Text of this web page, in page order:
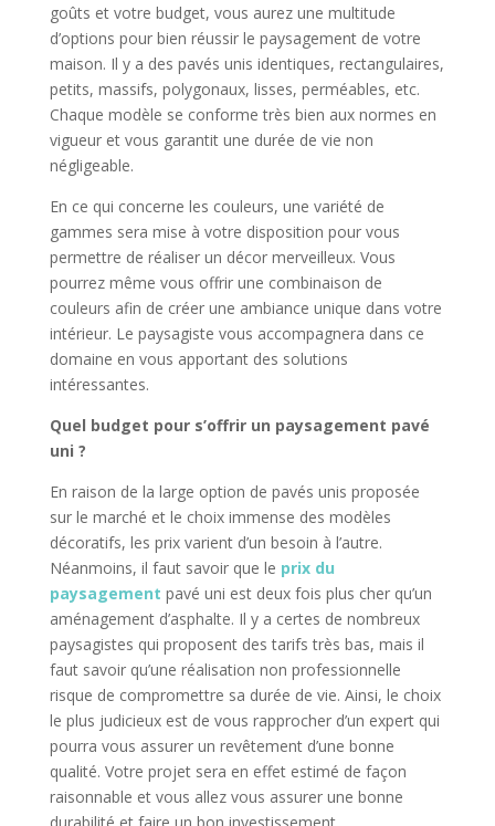
goûts et votre budget, vous aurez une multitude
d’options pour bien réussir le paysagement de votre
maison. Il y a des pavés unis identiques, rectangulaires,
petits, massifs, polygonaux, lisses, perméables, etc.
Chaque modèle se conforme très bien aux normes en
vigueur et vous garantit une durée de vie non
négligeable.
En ce qui concerne les couleurs, une variété de
gammes sera mise à votre disposition pour vous
permettre de réaliser un décor merveilleux. Vous
pourrez même vous offrir une combinaison de
couleurs afin de créer une ambiance unique dans votre
intérieur. Le paysagiste vous accompagnera dans ce
domaine en vous apportant des solutions
intéressantes.
Quel budget pour s’offrir un paysagement pavé
uni ?
En raison de la large option de pavés unis proposée
sur le marché et le choix immense des modèles
décoratifs, les prix varient d’un besoin à l’autre.
Néanmoins, il faut savoir que le prix du
paysagement pavé uni est deux fois plus cher qu’un
aménagement d’asphalte. Il y a certes de nombreux
paysagistes qui proposent des tarifs très bas, mais il
faut savoir qu’une réalisation non professionnelle
risque de compromettre sa durée de vie. Ainsi, le choix
le plus judicieux est de vous rapprocher d’un expert qui
pourra vous assurer un revêtement d’une bonne
qualité. Votre projet sera en effet estimé de façon
raisonnable et vous allez vous assurer une bonne
durabilité et faire un bon investissement.